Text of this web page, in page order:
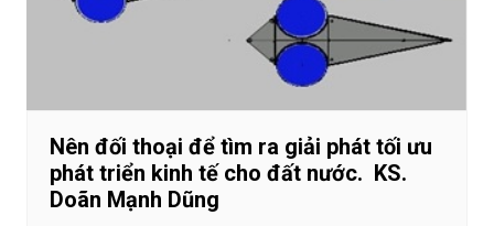
Nên đối thoại để tìm ra giải phát tối ưu
phát triển kinh tế cho đất nước. KS.
Doãn Mạnh Dũng